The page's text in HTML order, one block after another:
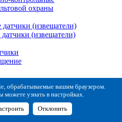
охраны
(извещатели)
(извещатели)
материалы
для извещателей
обрабатываемые вашим браузером.
можете узнать в настройках.
Отклонить